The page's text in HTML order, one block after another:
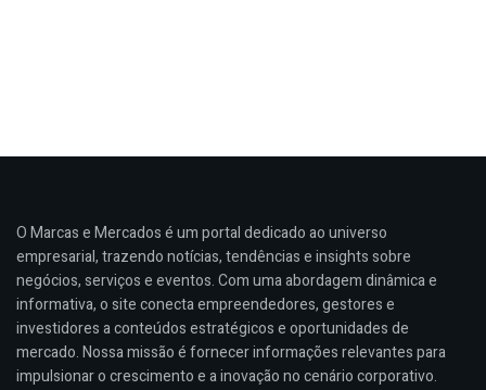
O Marcas e Mercados é um portal dedicado ao universo
empresarial, trazendo notícias, tendências e insights sobre
negócios, serviços e eventos. Com uma abordagem dinâmica e
informativa, o site conecta empreendedores, gestores e
investidores a conteúdos estratégicos e oportunidades de
mercado. Nossa missão é fornecer informações relevantes para
impulsionar o crescimento e a inovação no cenário corporativo.